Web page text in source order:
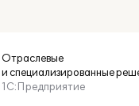
Отраслевые
и специализированные
1С:Предприятие